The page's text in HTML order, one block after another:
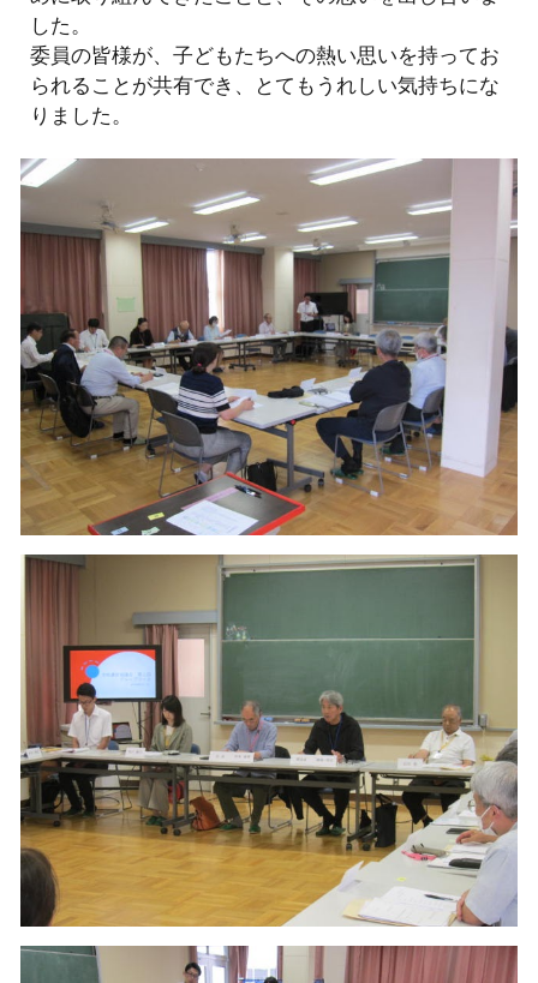
した。
委員の皆様が、子どもたちへの熱い思いを持ってお
られることが共有でき、とてもうれしい気持ちにな
りました。